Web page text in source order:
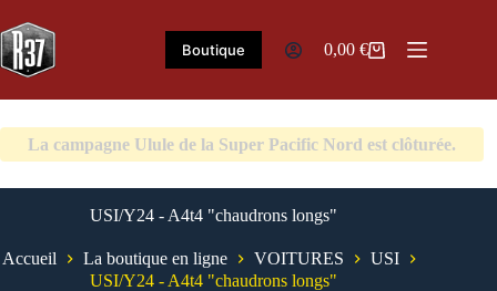
au
contenu
Boutique
Panier
0,00€
La campagne Ulule de la Super Pacific Nord est clôturée.
USI/Y24 - A4t4 "chaudrons longs"
Accueil La boutique en ligne VOITURES
USI
USI/Y24 - A4t4 "chaudrons longs"